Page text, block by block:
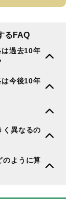
るFAQ
過去10年
今後10年
く異なるの
のように算